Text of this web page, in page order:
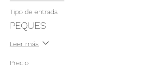
Tipo de entrada
PEQUES
Leer más
Precio